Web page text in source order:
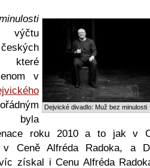
Dejvické divadlo: Muž bez minulosti
které
v
byla
roku 2010 a to jak v
Ceně Alfréda Radoka, a
získal i Cenu Alfréda